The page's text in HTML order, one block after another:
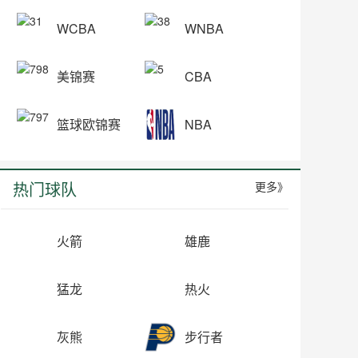
WCBA WNBA
美锦赛 CBA
篮球欧锦赛 NBA
热门球队 更多》
火箭 雄鹿
猛龙 热火
灰熊 步行者